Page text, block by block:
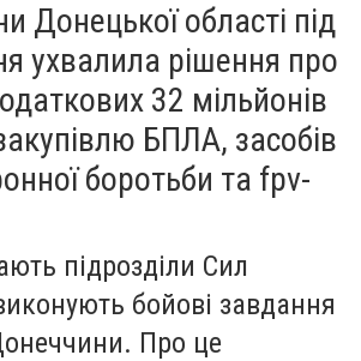
Донецької області під
ухвалила рішення про
32 мільйонів
БПЛА, засобів
боротьби та fpv-
підрозділи Сил
бойові завдання
Про це